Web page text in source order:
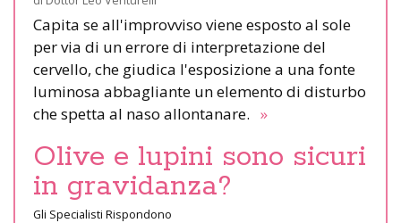
Capita se all'improvviso viene esposto al sole
per via di un errore di interpretazione del
cervello, che giudica l'esposizione a una fonte
luminosa abbagliante un elemento di disturbo
che spetta al naso allontanare. »
Olive e lupini sono sicuri
in gravidanza?
Gli Specialisti Rispondono